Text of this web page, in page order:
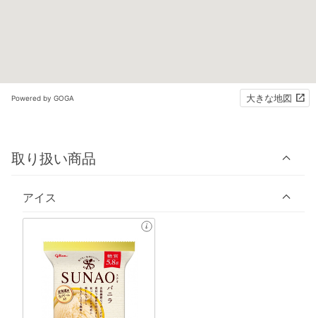
Powered by GOGA 大きな地図
取り扱い商品
アイス